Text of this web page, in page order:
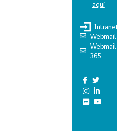
aquí
Webmail
Webmail
365